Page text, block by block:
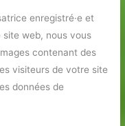
enregistré·e et
site web, nous vous
contenant des
visiteurs de votre site
données de